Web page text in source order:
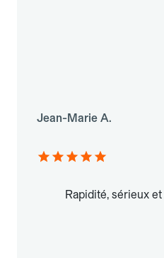
Jean-Marie A.
Rapidité, sérieux